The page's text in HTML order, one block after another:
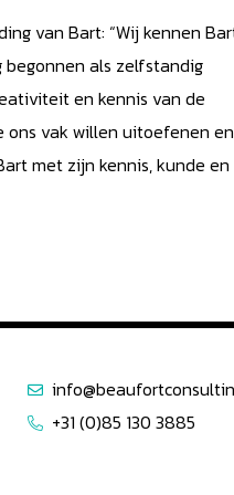
van Bart: “Wij kennen
begonnen als zelfstandig
en kennis van de
ons vak willen uitoefenen en
met zijn kennis, kunde en
+31 (0)85 130 3885